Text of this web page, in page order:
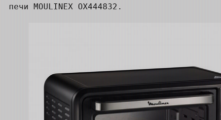
печи MOULINEX OX444832.